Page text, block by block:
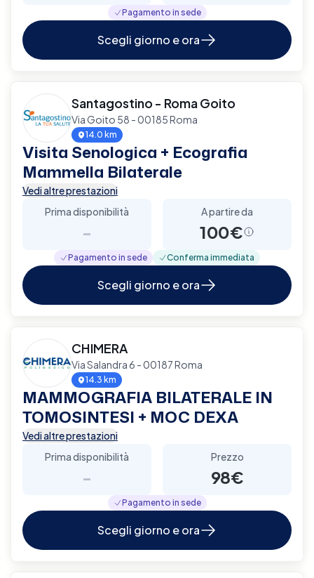
Pagamento in sede
Scegli giorno e ora
Santagostino - Roma Goito
Via Goito 58 - 00185 Roma
14.0 km
Visita Senologica + Ecografia
Mammella Bilaterale
Vedi altre prestazioni
Prima disponibilità
-
A partire da
100€
Pagamento in sede Conferma immediata
Scegli giorno e ora
CHIMERA
Via Salandra 6 - 00187 Roma
14.3 km
MAMMOGRAFIA BILATERALE IN
TOMOSINTESI + MOC DEXA
Vedi altre prestazioni
Prima disponibilità
-
Prezzo
98€
Pagamento in sede
Scegli giorno e ora